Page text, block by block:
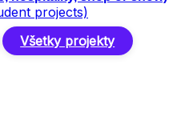
projects)
Všetky projekty